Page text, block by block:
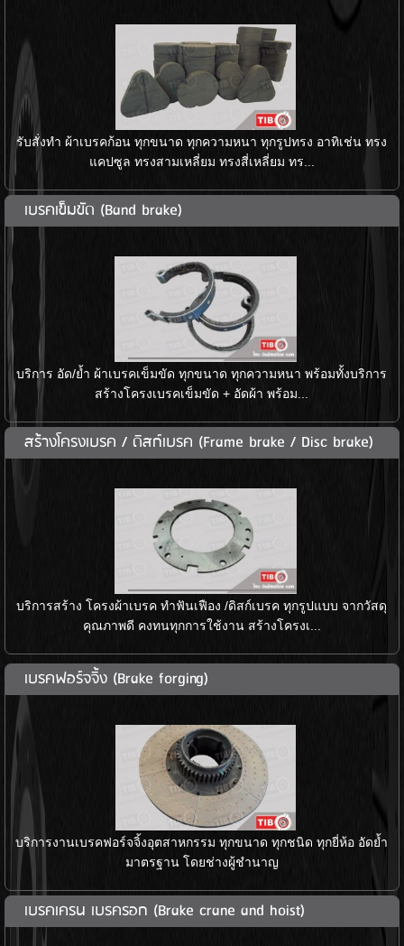
รับสั่งทำ ผ้าเบรคก้อน ทุกขนาด ทุกความหนา ทุกรูปทรง อาทิเช่น ทรง
แคปซูล ทรงสามเหลี่ยม ทรงสี่เหลี่ยม ทร...
เบรคเข็มขัด (Band brake)
บริการ อัด/ย้ำ ผ้าเบรคเข็มขัด ทุกขนาด ทุกความหนา พร้อมทั้งบริการ
สร้างโครงเบรคเข็มขัด + อัดผ้า พร้อม...
สร้างโครงเบรค / ดิสก์เบรค (Frame brake / Disc brake)
บริการสร้าง โครงผ้าเบรค ทำฟันเฟือง /ดิสก์เบรค ทุกรูปแบบ จากวัสดุ
คุณภาพดี คงทนทุกการใช้งาน สร้างโครงเ...
เบรคฟอร์จจิ้ง (Brake forging)
บริการงานเบรคฟอร์จจิ้งอุตสาหกรรม ทุกขนาด ทุกชนิด ทุกยี่ห้อ อัดย้ำ
มาตรฐาน โดยช่างผู้ชำนาญ
เบรคเครน เบรครอก (Brake crane and hoist)